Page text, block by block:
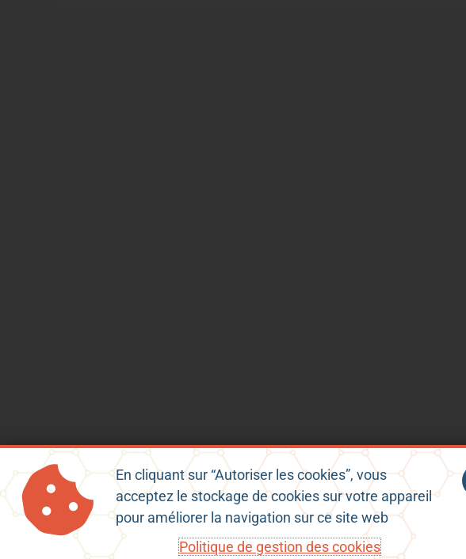
Mentions Légales Conditions Générales d’Utilisation
Copyright © 2023 - charenteconnect.fr | Powered by ENSC
En cliquant sur “Autoriser les cookies”, vous
acceptez le stockage de cookies sur votre appareil
pour améliorer la navigation sur ce site web
Politique de gestion des cookies